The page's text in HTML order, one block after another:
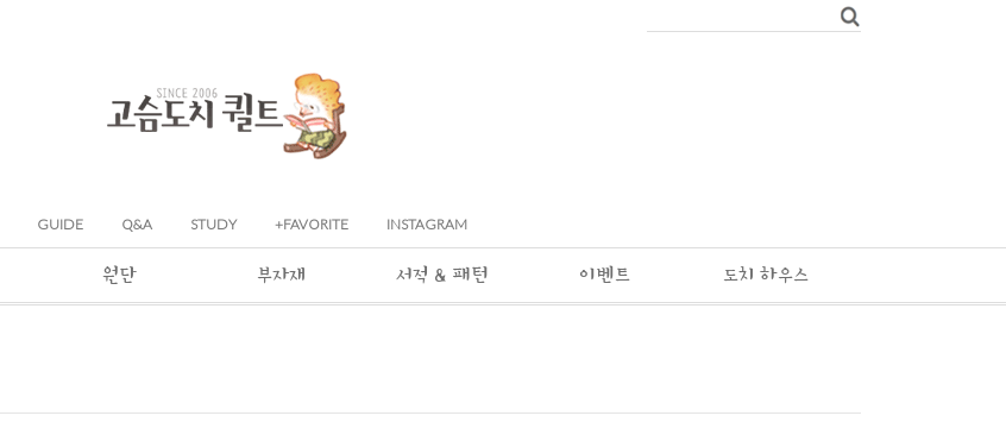
GUIDE Q&A STUDY +FAVORITE INSTAGRAM
원단 부자재 서적 & 패턴 이벤트 도치 하우스